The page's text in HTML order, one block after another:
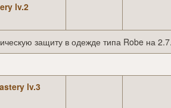
lv.2
защиту в одежде типа Robe на
lv.3